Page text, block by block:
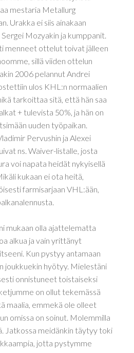
mestaria Metallurg
Urakka ei siis ainakaan
Mozyakin ja kumppanit.
menneet ottelut toivat jälleen
sillä viiden ottelun
2006 pelannut Andrei
ulos KHL:n normaalien
tarkoittaa sitä, että hän saa
+ tulevista 50%, ja hän on
uuden työpaikan.
Pervushin ja Alexei
ns. Waiver-listalle, josta
voi napata heidät nykyisellä
kukaan ei ota heitä,
farmisarjaan VHL:ään,
mukaan olla ajattelematta
alkua ja vain yrittänyt
Kun pystyy antamaan
joukkuekin hyötyy. Mielestäni
onnistuneet toistaiseksi
on ollut tekemässä
maalia, emmekä ole olleet
omissa on soinut. Molemmilla
Jatkossa meidänkin täytyy toki
jotta pystymme